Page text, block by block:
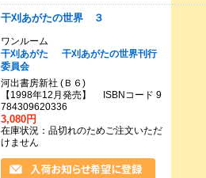
干刈あがたの世界 ３
ワンルーム
干刈あがた
干刈あがたの世界刊行
委員会
河出書房新社 (Ｂ６)
【1998年12月発売】 ISBNコード 9
784309620336
3,080円
在庫状況：品切れのためご注文いただ
けません